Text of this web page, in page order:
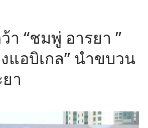
“ชมพู่ อารยา ”
แอบิเกล” นำขบวน
า